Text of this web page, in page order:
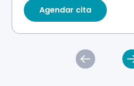
Agendar cita